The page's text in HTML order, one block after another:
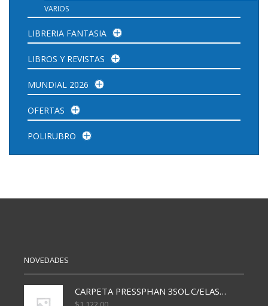
VARIOS
LIBRERIA FANTASIA
LIBROS Y REVISTAS
MUNDIAL 2026
OFERTAS
POLIRUBRO
NOVEDADES
CARPETA PRESSPHAN 3SOL.C/ELAST MARRON A4 P01A